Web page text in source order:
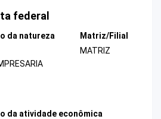
federal
da natureza
Matriz/Filial
MATRIZ
da atividade econômica